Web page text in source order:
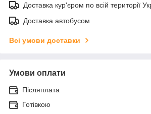
Доставка кур'єром по всій території
Доставка автобусом
Всі умови доставки
Умови оплати
Післяплата
Готівкою